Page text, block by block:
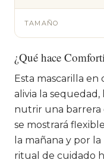
TAMAÑO
¿Qué hace
Esta mascarilla en
alivia la sequedad,
nutrir una barrera
se mostrará
la mañana y por
ritual de cuidado